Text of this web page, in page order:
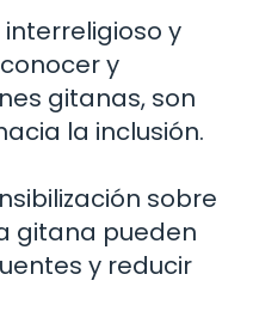
y
y
gitanas, son
la inclusión.
sobre
gitana pueden
y reducir